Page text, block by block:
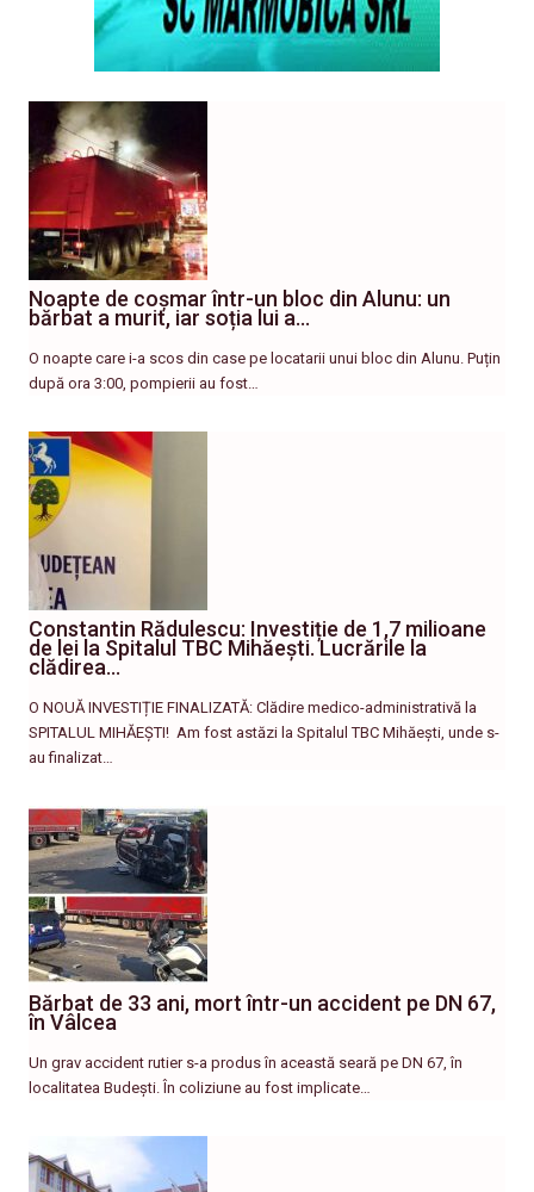
Noapte de coșmar într-un bloc din Alunu: un
bărbat a murit, iar soția lui a…
O noapte care i-a scos din case pe locatarii unui bloc din Alunu. Puțin
după ora 3:00, pompierii au fost…
Constantin Rădulescu: Investiție de 1,7 milioane
de lei la Spitalul TBC Mihăești. Lucrările la
clădirea…
O NOUĂ INVESTIȚIE FINALIZATĂ: Clădire medico-administrativă la
SPITALUL MIHĂEȘTI! ​ Am fost astăzi la Spitalul TBC Mihăești, unde s-
au finalizat…
Bărbat de 33 ani, mort într-un accident pe DN 67,
în Vâlcea
Un grav accident rutier s-a produs în această seară pe DN 67, în
localitatea Budești. În coliziune au fost implicate…